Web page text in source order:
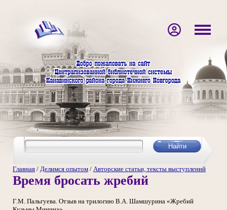
Главная / Делимся опытом / Авторские статьи, тексты выступлений
Время бросать жребий
Г.М. Пальгуева. Отзыв на трилогию В.А. Шамшурина «Жребий